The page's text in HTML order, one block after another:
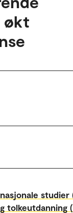
økt
studier
tolkeutdanning